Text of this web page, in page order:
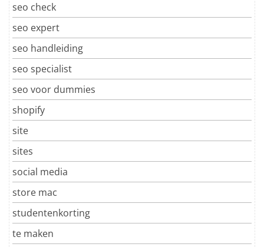
seo check
seo expert
seo handleiding
seo specialist
seo voor dummies
shopify
site
sites
social media
store mac
studentenkorting
te maken